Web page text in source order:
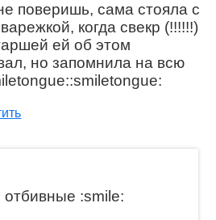
поверишь, сама стояла с
когда свекр (!!!!!!)
ей об этом
но запомнила на всю
:smile: